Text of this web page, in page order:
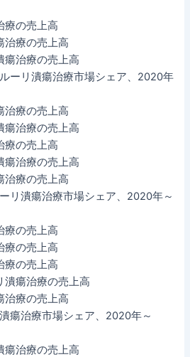
療の売上高
治療の売上高
瘍治療の売上高
ーリ潰瘍治療市場シェア、2020年
治療の売上高
瘍治療の売上高
療の売上高
瘍治療の売上高
治療の売上高
リ潰瘍治療市場シェア、2020年～
療の売上高
療の売上高
療の売上高
潰瘍治療の売上高
治療の売上高
瘍治療市場シェア、2020年～
瘍治療の売上高